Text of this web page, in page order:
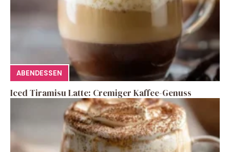
ABENDESSEN
Iced Tiramisu Latte: Cremiger Kaffee-Genuss